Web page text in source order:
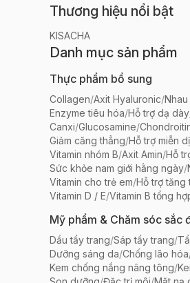
Thương hiệu nổi bật
KISACHA
Danh mục sản phẩm
Thực phẩm bổ sung
Collagen/Axit Hyaluronic/Nhau
Enzyme tiêu hóa/Hỗ trợ dạ dày
Canxi/Glucosamine/
Giảm căng thẳng/Hỗ trợ miễn
Vitamin nhóm B/Axit Amin/Hỗ
Sức khỏe nam giới hằng ngày/
Vitamin cho trẻ em/Hỗ trợ tăng
Vitamin D / E/Vitamin B tổng
Mỹ phẩm & Chăm sóc sắc
Dầu tẩy trang/Sáp tẩy trang/
Dưỡng sáng da/Chống lão hóa
Kem chống nắng nâng tông/